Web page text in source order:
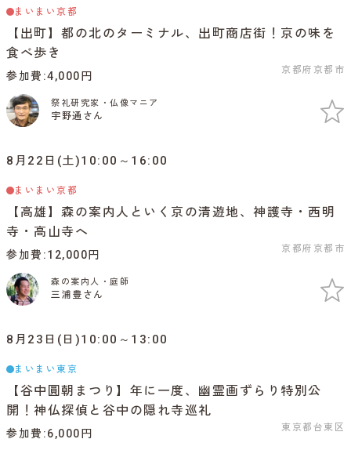
まいまい京都
【出町】都の北のターミナル、出町商店街！京の味を
食べ歩き
京都府京都市
参加費 4,000円
祭礼研究家・仏像マニア
宇野通さん
8月22日(土)10:00～16:00
まいまい京都
【高雄】森の案内人といく京の清遊地、神護寺・西明
寺・高山寺へ
京都府京都市
参加費 12,000円
森の案内人・庭師
三浦豊さん
8月23日(日)10:00～13:00
まいまい東京
【谷中圓朝まつり】年に一度、幽霊画ずらり特別公
開！神仏探偵と谷中の隠れ寺巡礼
東京都台東区
参加費 6,000円